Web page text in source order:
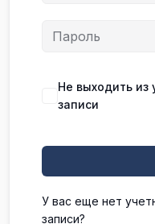
Не выходить из
записи
У вас еще нет
записи?